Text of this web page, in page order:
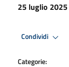
25 luglio 2025
Condividi
Categorie: